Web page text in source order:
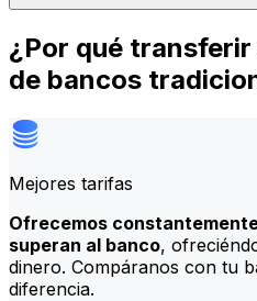
¿Por qué
de bancos
Mejores tarifas
Ofrecemos
superan al banco,
dinero. Compáranos con tu
diferencia.